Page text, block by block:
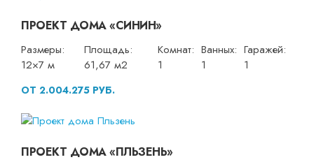
ПРОЕКТ ДОМА «СИНИН»
Размеры:
12×7 м
Площадь:
61,67 м2
Комнат:
1
Ванных:
1
Гаражей:
1
ОТ 2.004.275 РУБ.
ПРОЕКТ ДОМА «ПЛЬЗЕНЬ»